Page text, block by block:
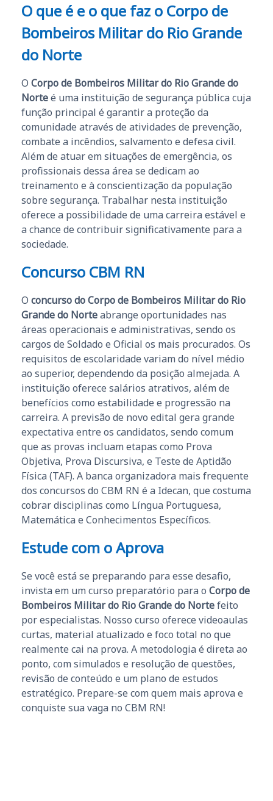
O que é e o que faz o Corpo de
Bombeiros Militar do Rio Grande
do Norte
O Corpo de Bombeiros Militar do Rio Grande do
Norteé uma instituição de segurança pública cuja
função principal é garantir a proteção da
comunidade através de atividades de prevenção,
combate a incêndios, salvamento e defesa civil.
Além de atuar em situações de emergência, os
profissionais dessa área se dedicam ao
treinamento e à conscientização da população
sobre segurança. Trabalhar nesta instituição
oferece a possibilidade de uma carreira estável e
a chance de contribuir significativamente para a
sociedade.
Concurso CBM RN
O concurso do Corpo de Bombeiros Militar do Rio
Grande do Norteabrange oportunidades nas
áreas operacionais e administrativas, sendo os
cargos de Soldado e Oficial os mais procurados. Os
requisitos de escolaridade variam do nível médio
ao superior, dependendo da posição almejada. A
instituição oferece salários atrativos, além de
benefícios como estabilidade e progressão na
carreira. A previsão de novo edital gera grande
expectativa entre os candidatos, sendo comum
que as provas incluam etapas como Prova
Objetiva, Prova Discursiva, e Teste de Aptidão
Física (TAF). A banca organizadora mais frequente
dos concursos do CBM RN é a Idecan, que costuma
cobrar disciplinas como Língua Portuguesa,
Matemática e Conhecimentos Específicos.
Estude com o Aprova
Se você está se preparando para esse desafio,
invista em um curso preparatório para o Corpo de
Bombeiros Militar do Rio Grande do Nortefeito
por especialistas. Nosso curso oferece videoaulas
curtas, material atualizado e foco total no que
realmente cai na prova. A metodologia é direta ao
ponto, com simulados e resolução de questões,
revisão de conteúdo e um plano de estudos
estratégico. Prepare-se com quem mais aprova e
conquiste sua vaga no CBM RN!